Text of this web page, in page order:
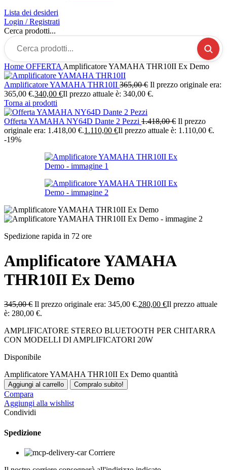
Lista dei desideri
Login / Registrati
Cerca prodotti...
Home OFFERTA Amplificatore YAMAHA THR10II Ex Demo
Amplificatore YAMAHA THR10II 365,00€ Il prezzo originale era:
365,00 €.340,00 €Il prezzo attuale è: 340,00 €.
Torna ai prodotti
Offerta YAMAHA NY64D Dante 2 Pezzi 1.418,00€ Il prezzo
originale era: 1.418,00 €.1.110,00 €Il prezzo attuale è: 1.110,00 €.
-19%
Spedizione rapida in 72 ore
Amplificatore YAMAHA
THR10II Ex Demo
345,00€ Il prezzo originale era: 345,00 €.280,00 €Il prezzo attuale
è: 280,00 €.
AMPLIFICATORE STEREO BLUETOOTH PER CHITARRA
CON MODELLI DI AMPLIFICATORI 20W
Disponibile
Amplificatore YAMAHA THR10II Ex Demo quantità
Aggiungi al carrello Compralo subito!
Compara
Aggiungi alla wishlist
Condividi
Spedizione
Corriere